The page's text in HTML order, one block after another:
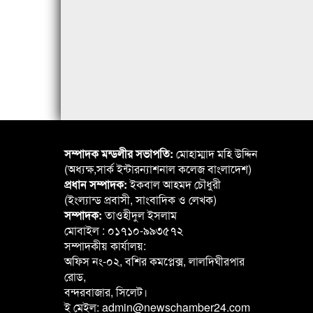
সম্পাদক মন্ডলীর সভাপতি: মোহাম্মাদ মহি উদ্দিন
(অধ্যক্ষ,সার্ক ইন্টারন্যাশনাল কলেজ বাংলাদেশ)
প্রধান সম্পাদক:ইকবাল আহমদ চৌধুরী
(ইংল্যান্ড প্রবাসী, সাংবাদিক ও লেখক)
সম্পাদক:তাওহীদুল ইসলাম
মোবাইল : ০১৭১০-৯৯৩৫৭২
সম্পাদকীয় কার্যালয়:
অফিস নং-০২, বশির কমপ্লেক্স, লালদিঘীরপার
রোড,
বন্দরবাজার, সিলেট।
ই মেইল: admin@newschamber24.com